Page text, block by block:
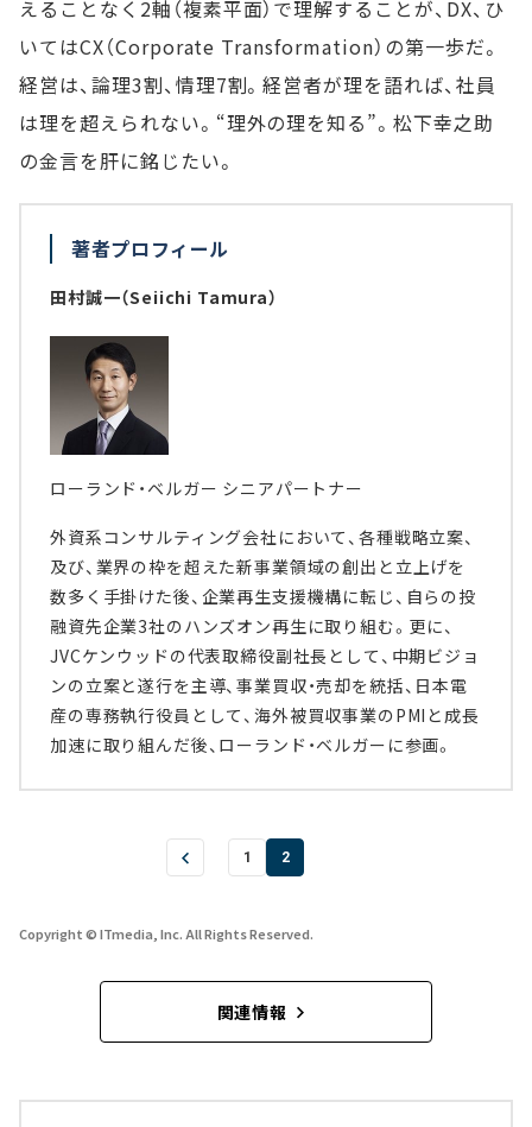
えることなく2軸（複素平面）で理解することが、DX、ひ
いてはCX（Corporate Transformation）の第一歩だ。
経営は、論理3割、情理7割。経営者が理を語れば、社員
は理を超えられない。“理外の理を知る”。松下幸之助
の金言を肝に銘じたい。
著者プロフィール
田村誠一（Seiichi Tamura）
ローランド・ベルガー シニアパートナー
外資系コンサルティング会社において、各種戦略立案、
及び、業界の枠を超えた新事業領域の創出と立上げを
数多く手掛けた後、企業再生支援機構に転じ、自らの投
融資先企業3社のハンズオン再生に取り組む。更に、
JVCケンウッドの代表取締役副社長として、中期ビジョ
ンの立案と遂行を主導、事業買収・売却を統括、日本電
産の専務執行役員として、海外被買収事業のPMIと成長
加速に取り組んだ後、ローランド・ベルガーに参画。
1 2
Copyright © ITmedia, Inc. All Rights Reserved.
関連情報